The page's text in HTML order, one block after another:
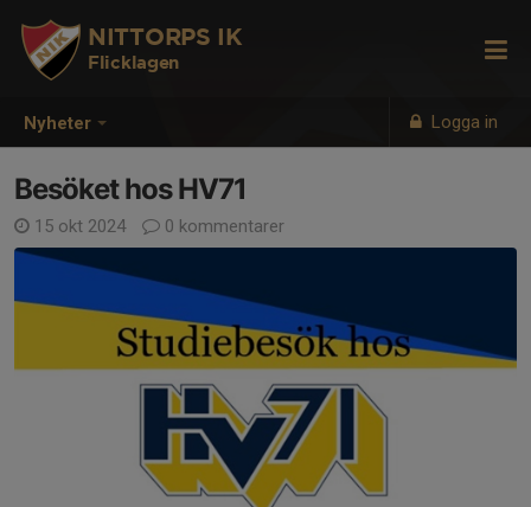
Nyheter Logga in
NITTORPS IK
Flicklagen
Besöket hos HV71
15 okt 2024 0 kommentarer